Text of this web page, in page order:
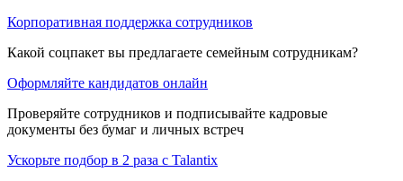
Корпоративная поддержка сотрудников
Какой соцпакет вы предлагаете семейным сотрудникам?
Оформляйте кандидатов онлайн
Проверяйте сотрудников и подписывайте кадровые
документы без бумаг и личных встреч
Ускорьте подбор в 2 раза с Talantix